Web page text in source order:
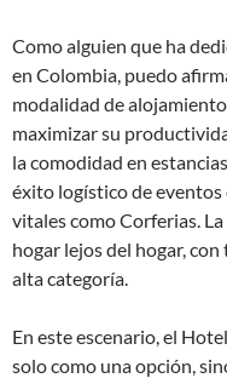
Como alguien que ha
en Colombia, puedo
modalidad de
maximizar su
la comodidad en
éxito logístico de
vitales como Corferias.
hogar lejos del hogar,
alta categoría.
En este escenario, el
solo como una opción,